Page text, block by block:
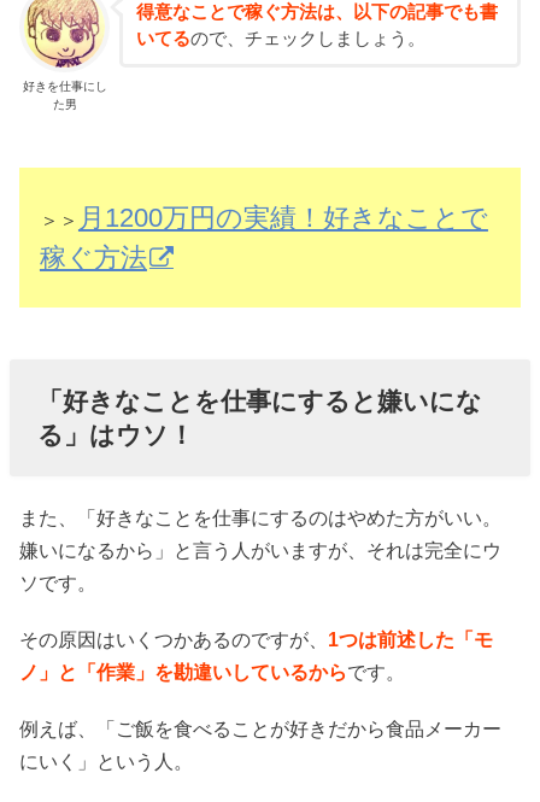
好きを仕事にし
た男
得意なことで稼ぐ方法は、以下の記事でも書
いてるので、チェックしましょう。
＞＞ 月1200万円の実績！好きなことで
稼ぐ方法
「好きなことを仕事にすると嫌いにな
る」はウソ！
また、「好きなことを仕事にするのはやめた方がいい。
嫌いになるから」と言う人がいますが、それは完全にウ
ソです。
その原因はいくつかあるのですが、 1つは前述した「モ
ノ」と「作業」を勘違いしているからです。
例えば、「ご飯を食べることが好きだから食品メーカー
にいく」という人。